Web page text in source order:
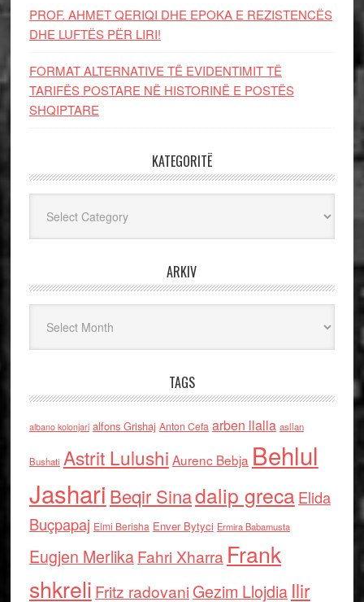
PROF. AHMET QERIQI DHE EPOKA E REZISTENCЁS
DHE LUFTЁS PЁR LIRI!
FORMAT ALTERNATIVE TË EVIDENTIMIT TË
TARIFËS POSTARE NË HISTORINË E POSTËS
SHQIPTARE
KATEGORITË
ARKIV
TAGS
albano kolonjari alfons Grishaj Anton Cefa arben llalla asllan
Bushati Astrit Lulushi Aurenc Bebja Behlul
Jashari Beqir Sinadalip grecaElida
Buçpapaj Elmi Berisha Enver Bytyci Ermira Babamusta
Eugjen MerlikaFahri Xharra Frank
shkreli Fritz radovaniGezim Llojdia Ilir